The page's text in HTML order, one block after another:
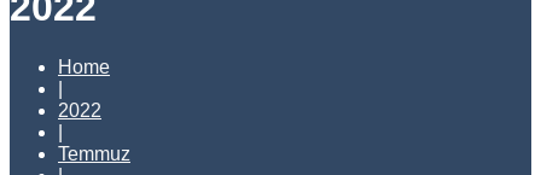
Home
2022
Temmuz